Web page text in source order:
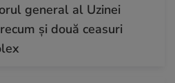
general al Uzinei
și două ceasuri